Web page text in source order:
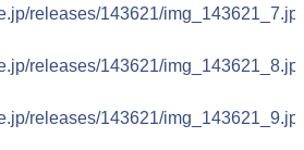
releases/143621/
releases/143621/
releases/143621/